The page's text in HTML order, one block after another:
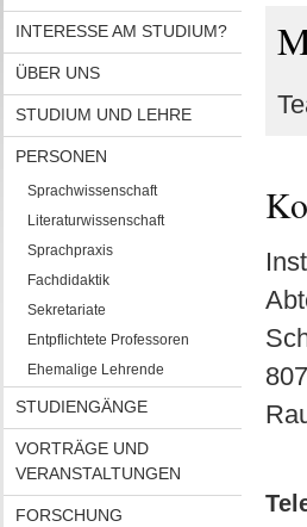
INTERESSE AM STUDIUM?
ÜBER UNS
STUDIUM UND LEHRE
PERSONEN
Sprachwissenschaft
Literaturwissenschaft
Sprachpraxis
Fachdidaktik
Sekretariate
Entpflichtete Professoren
Ehemalige Lehrende
STUDIENGÄNGE
VORTRÄGE UND
VERANSTALTUNGEN
FORSCHUNG